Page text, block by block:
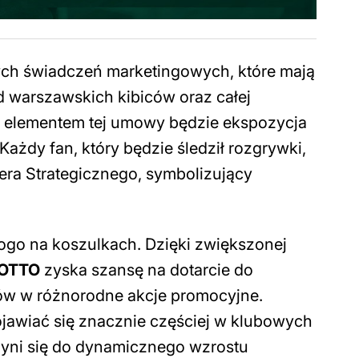
świadczeń marketingowych, które mają
warszawskich kibiców oraz całej
tej umowy będzie ekspozycja
fan, który będzie śledził rozgrywki,
Strategicznego, symbolizujący
na koszulkach. Dzięki zwiększonej
zyska szansę na dotarcie do
w różnorodne akcje promocyjne.
się znacznie częściej w klubowych
się do dynamicznego wzrostu